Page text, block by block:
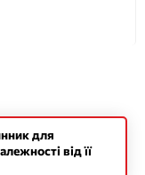
для
від її